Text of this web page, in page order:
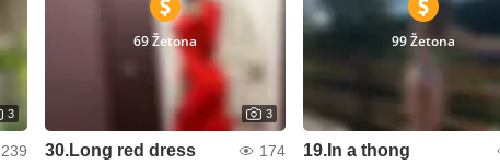
3
239
69 Žetona
3
30.Long red dress 174
99 Žetona
19.In a thong